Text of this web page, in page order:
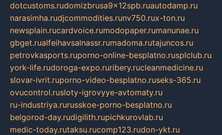
dotcustoms.rudomizbrusa9x12spb.ruautodamp.ru
narasimha.rudjcommodities.runv750.rux-ton.ru
newsplain.rucardvoice.rumodopaper.rumanunae.ru
gbget.rualfeihavsalnassr.rumadoma.rutajuncos.ru
petrovkasports.ruporno-online-besplatno.rusplclub.ru
york-life.rudoroga-expo.ruribery.rucleanmedicine.ru
slovar-ivrit.ruporno-video-besplatno.ruseks-365.ru
ovucontrol.rusloty-igrovyye-avtomaty.ru
ru-industriya.rurusskoe-porno-besplatno.ru
belgorod-day.rudigilith.rupichkurovlab.ru
medic-today.rutaksu.rucomp123.rudon-ykt.ru